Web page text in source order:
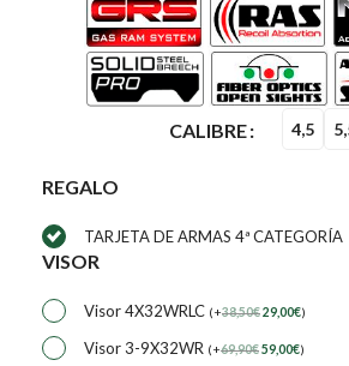
CALIBRE 4,5
REGALO
TARJETA DE ARMAS 4ª CATEGORÍA
VISOR
Visor 4X32WRLC (+38,50€29,00€)
Visor 3-9X32WR (+69,90€59,00€)